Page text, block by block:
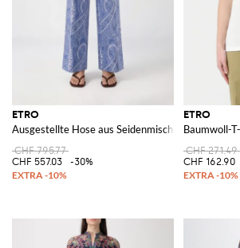
ETRO
Ausgestellte Hose aus Seidenmischung mit
CHF 795.77
CHF 557.03
-30%
ETRO
Baumwoll-
CHF 271.49
CHF 162.90